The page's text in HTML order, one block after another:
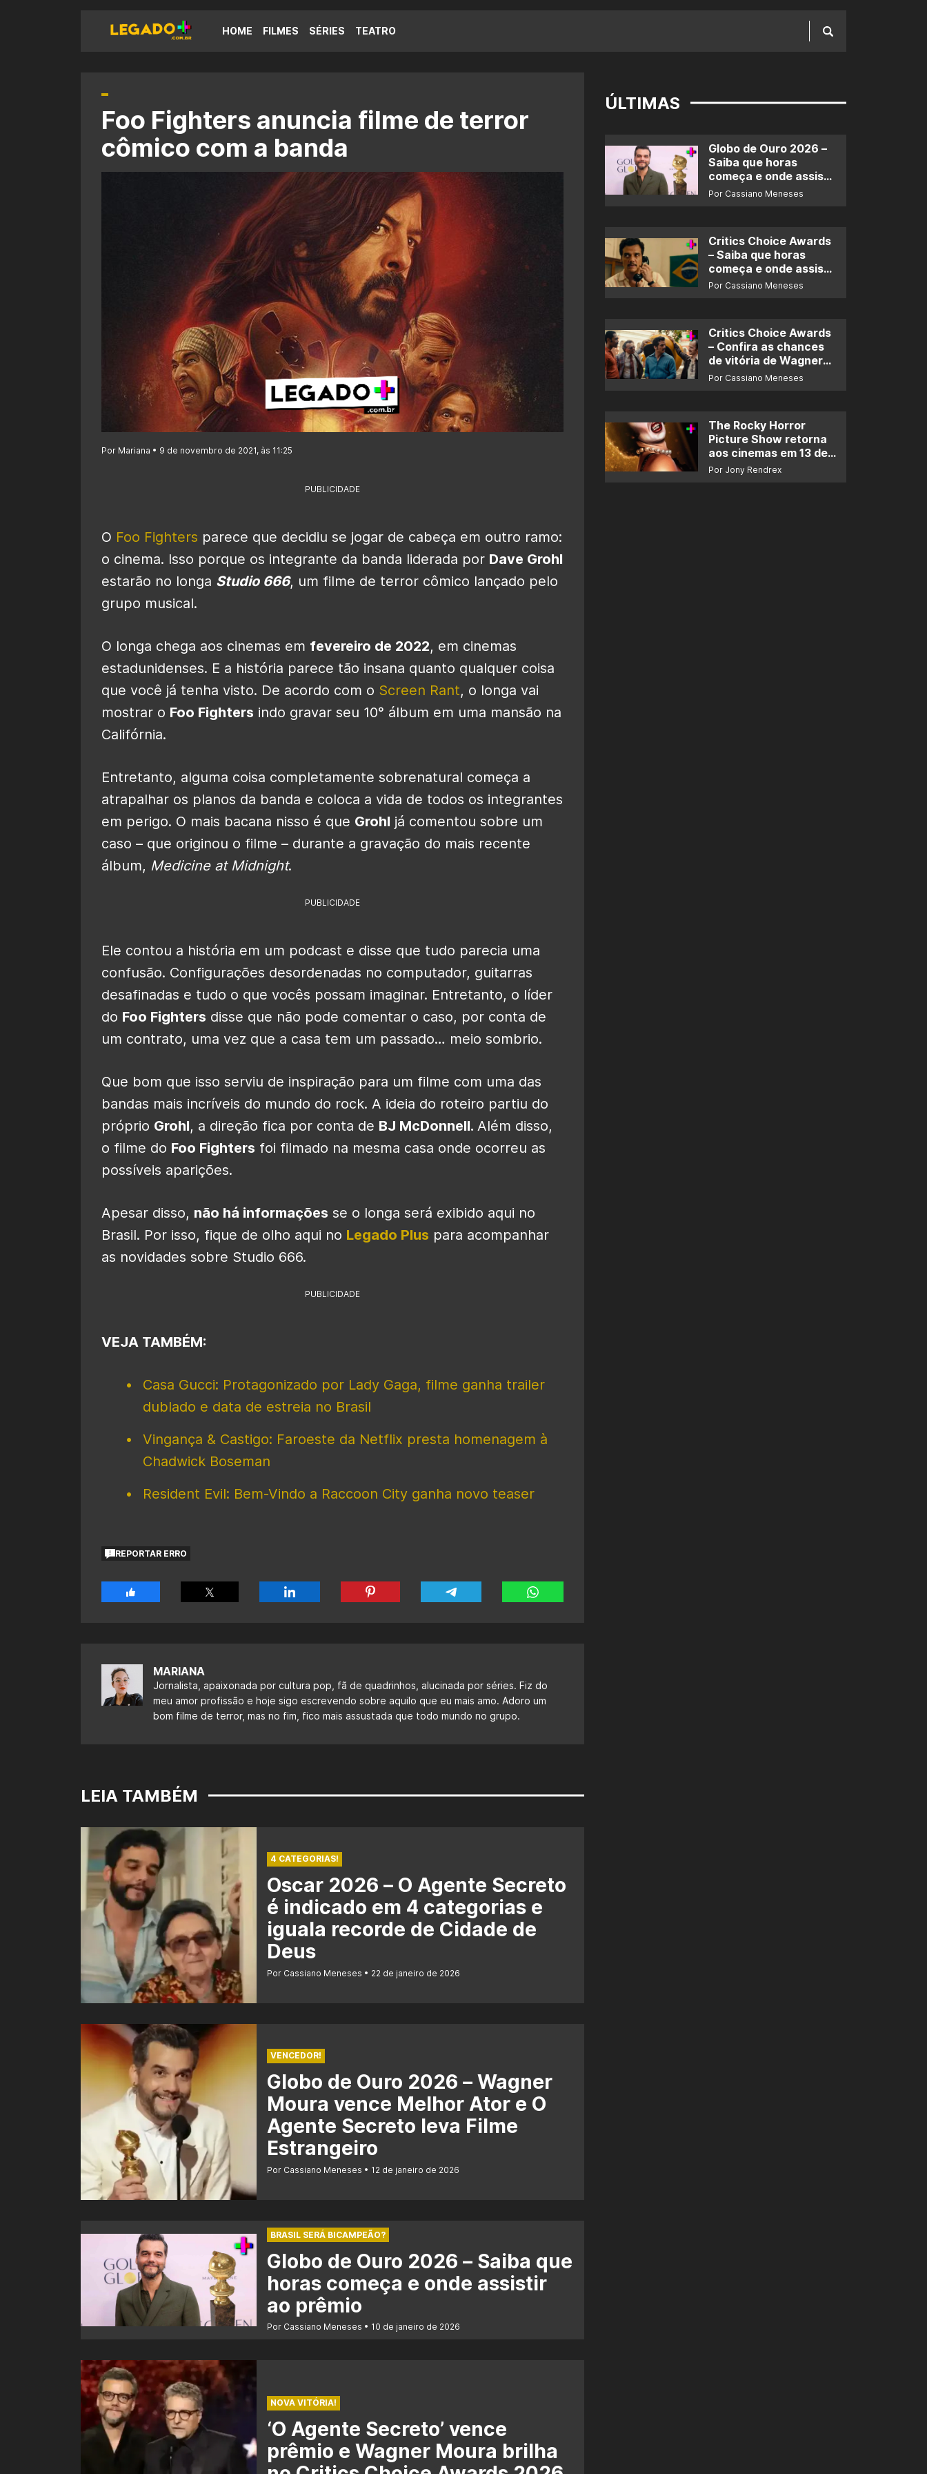
HOME FILMES SÉRIES TEATRO
Foo Fighters anuncia filme de terror
cômico com a banda
Por Mariana • 9 de novembro de 2021, às 11:25
PUBLICIDADE
O Foo Fighters parece que decidiu se jogar de cabeça em outro ramo:
o cinema. Isso porque os integrante da banda liderada por Dave Grohl
estarão no longa Studio 666, um filme de terror cômico lançado pelo
grupo musical.
O longa chega aos cinemas em fevereiro de 2022, em cinemas
estadunidenses. E a história parece tão insana quanto qualquer coisa
que você já tenha visto. De acordo com o Screen Rant, o longa vai
mostrar o Foo Fighters indo gravar seu 10° álbum em uma mansão na
Califórnia.
Entretanto, alguma coisa completamente sobrenatural começa a
atrapalhar os planos da banda e coloca a vida de todos os integrantes
em perigo. O mais bacana nisso é que Grohl já comentou sobre um
caso – que originou o filme – durante a gravação do mais recente
álbum, Medicine at Midnight.
PUBLICIDADE
Ele contou a história em um podcast e disse que tudo parecia uma
confusão. Configurações desordenadas no computador, guitarras
desafinadas e tudo o que vocês possam imaginar. Entretanto, o líder
do Foo Fighters disse que não pode comentar o caso, por conta de
um contrato, uma vez que a casa tem um passado… meio sombrio.
Que bom que isso serviu de inspiração para um filme com uma das
bandas mais incríveis do mundo do rock. A ideia do roteiro partiu do
próprio Grohl, a direção fica por conta de BJ McDonnell. Além disso,
o filme do Foo Fighters foi filmado na mesma casa onde ocorreu as
possíveis aparições.
Apesar disso, não há informações se o longa será exibido aqui no
Brasil. Por isso, fique de olho aqui no Legado Plus para acompanhar
as novidades sobre Studio 666.
PUBLICIDADE
VEJA TAMBÉM:
Casa Gucci: Protagonizado por Lady Gaga, filme ganha trailer
dublado e data de estreia no Brasil
Vingança & Castigo: Faroeste da Netflix presta homenagem à
Chadwick Boseman
Resident Evil: Bem-Vindo a Raccoon City ganha novo teaser
REPORTAR ERRO
MARIANA
Jornalista, apaixonada por cultura pop, fã de quadrinhos, alucinada por séries. Fiz do
meu amor profissão e hoje sigo escrevendo sobre aquilo que eu mais amo. Adoro um
bom filme de terror, mas no fim, fico mais assustada que todo mundo no grupo.
LEIA TAMBÉM
4 CATEGORIAS!
Oscar 2026 – O Agente Secreto
é indicado em 4 categorias e
iguala recorde de Cidade de
Deus
Por Cassiano Meneses 22 de janeiro de 2026
VENCEDOR!
Globo de Ouro 2026 – Wagner
Moura vence Melhor Ator e O
Agente Secreto leva Filme
Estrangeiro
Por Cassiano Meneses 12 de janeiro de 2026
BRASIL SERÁ BICAMPEÃO?
Globo de Ouro 2026 – Saiba que
horas começa e onde assistir
ao prêmio
Por Cassiano Meneses 10 de janeiro de 2026
NOVA VITÓRIA!
‘O Agente Secreto’ vence
prêmio e Wagner Moura brilha
ÚLTIMAS
Globo de Ouro 2026 –
Saiba que horas
começa e onde assistir
ao prêmio
Por Cassiano Meneses
Critics Choice Awards
– Saiba que horas
começa e onde assistir
ao prêmio
Por Cassiano Meneses
Critics Choice Awards
– Confira as chances
de vitória de Wagner
Moura e de ‘O Agente
Por Cassiano Meneses
The Rocky Horror
Picture Show retorna
aos cinemas em 13 de
novembro
Por Jony Rendrex